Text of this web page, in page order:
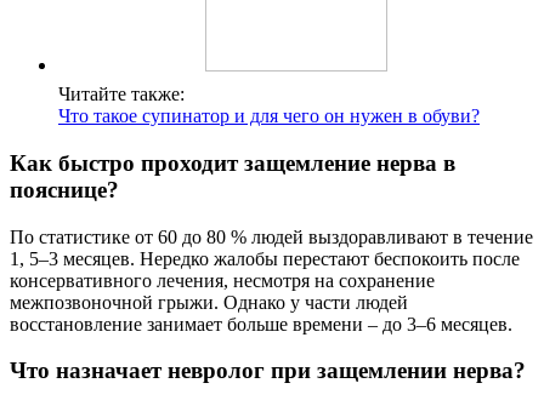
Читайте также:
Что такое супинатор и для чего он нужен в обуви?
Как быстро проходит защемление нерва в
пояснице?
По статистике от 60 до 80 % людей выздоравливают в течение
1, 5–3 месяцев. Нередко жалобы перестают беспокоить после
консервативного лечения, несмотря на сохранение
межпозвоночной грыжи. Однако у части людей
восстановление занимает больше времени – до 3–6 месяцев.
Что назначает невролог при защемлении нерва?